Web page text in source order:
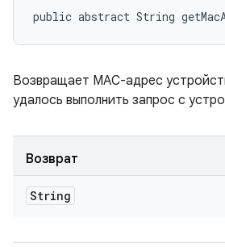
public abstract String
Возвращает MAC-адрес
удалось выполнить запрос с
Возврат
String